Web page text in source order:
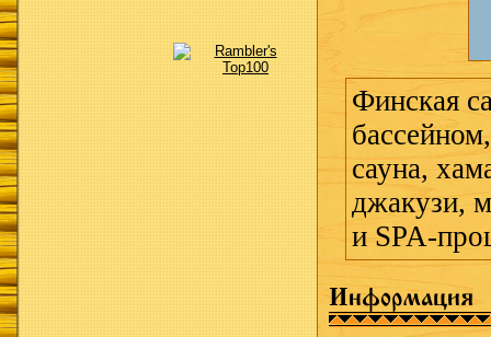
Финская
сауна,
джакузи,
и SPA-
Информация